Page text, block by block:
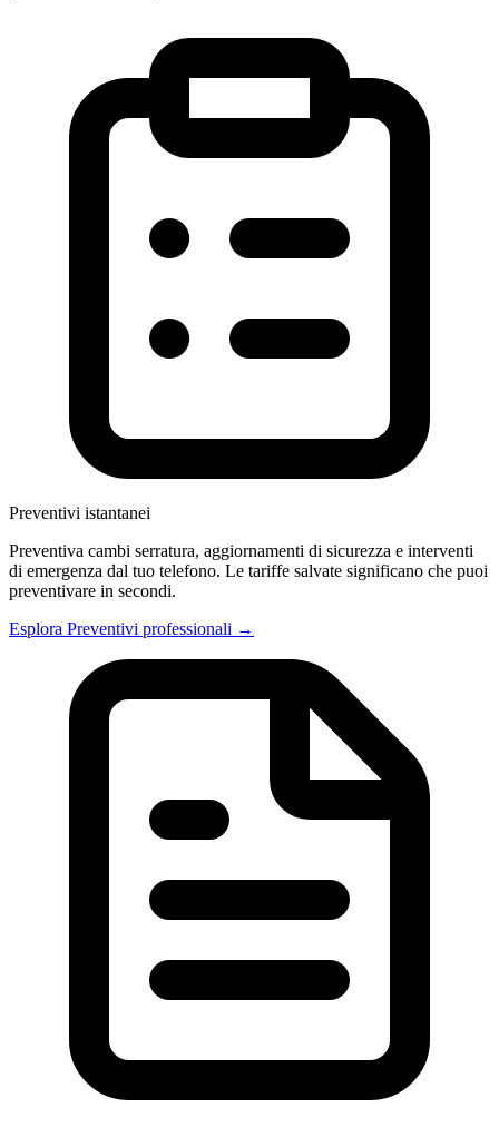
Preventivi istantanei
Preventiva cambi serratura, aggiornamenti di sicurezza e interventi
di emergenza dal tuo telefono. Le tariffe salvate significano che puoi
preventivare in secondi.
Esplora Preventivi professionali →